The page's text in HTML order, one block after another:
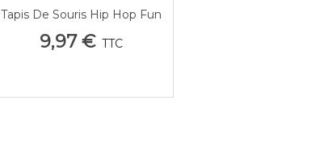
Afficher Plus
Tapis De Souris Hip Hop Fun
9,97 € TTC